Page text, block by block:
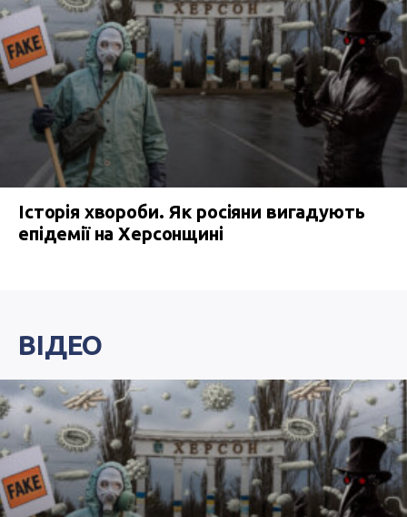
Історія хвороби. Як росіяни вигадують
епідемії на Херсонщині
ВІДЕО